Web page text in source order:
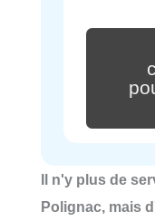
Il n'y plus de
Polignac, mais